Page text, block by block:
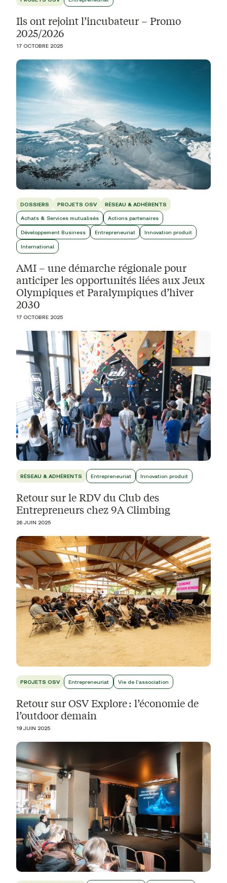
Ils ont rejoint l’incubateur – Promo
2025/2026
17 OCTOBRE 2025
DOSSIERS PROJETS OSV RÉSEAU & ADHÉRENTS
Achats & Services mutualisés Actions partenaires
Développement Business Entrepreneuriat Innovation produit
International
AMI – une démarche régionale pour
anticiper les opportunités liées aux Jeux
Olympiques et Paralympiques d’hiver
2030
17 OCTOBRE 2025
RÉSEAU & ADHÉRENTS Entrepreneuriat Innovation produit
Retour sur le RDV du Club des
Entrepreneurs chez 9A Climbing
26 JUIN 2025
PROJETS OSV Entrepreneuriat Vie de l'association
Retour sur OSV Explore : l’économie de
l’outdoor demain
19 JUIN 2025